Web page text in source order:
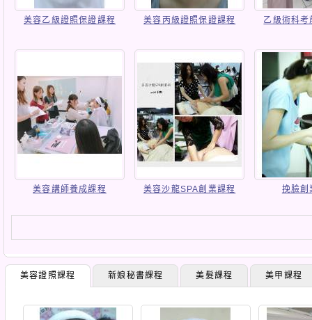
美容乙級證照保證課程 美容丙級證照保證課程 乙級術科
美容講師養成課程 美容沙龍SPA創業課程 挽臉創
美容證照課程 新娘秘書課程 美髮課程 美甲課程